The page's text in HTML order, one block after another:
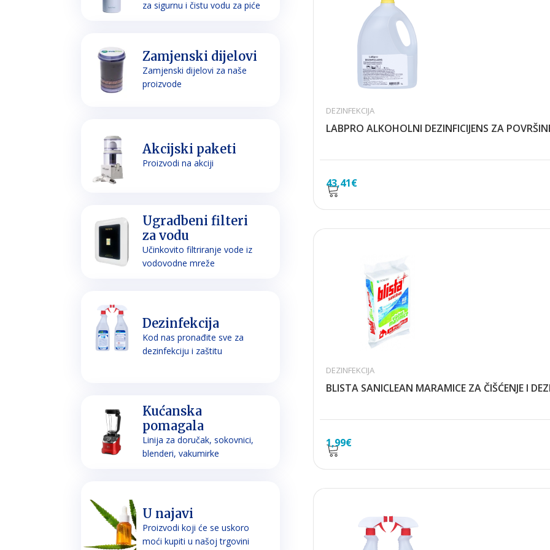
za sigurnu i čistu vodu za piće
Zamjenski dijelovi
Zamjenski dijelovi za naše
proizvode
Akcijski paketi
Proizvodi na akciji
Ugradbeni filteri
za vodu
Učinkovito filtriranje vode iz
vodovodne mreže
Dezinfekcija
Kod nas pronađite sve za
dezinfekciju i zaštitu
Kućanska
pomagala
Linija za doručak, sokovnici,
blenderi, vakumirke
U najavi
Proizvodi koji će se uskoro
moći kupiti u našoj trgovini
43,41€
DEZINFEKCIJA
LABPRO ALKOHOLNI DEZINFICIJENS ZA
1,99€
DEZINFEKCIJA
BLISTA SANICLEAN MARAMICE ZA ČIŠĆENJE I